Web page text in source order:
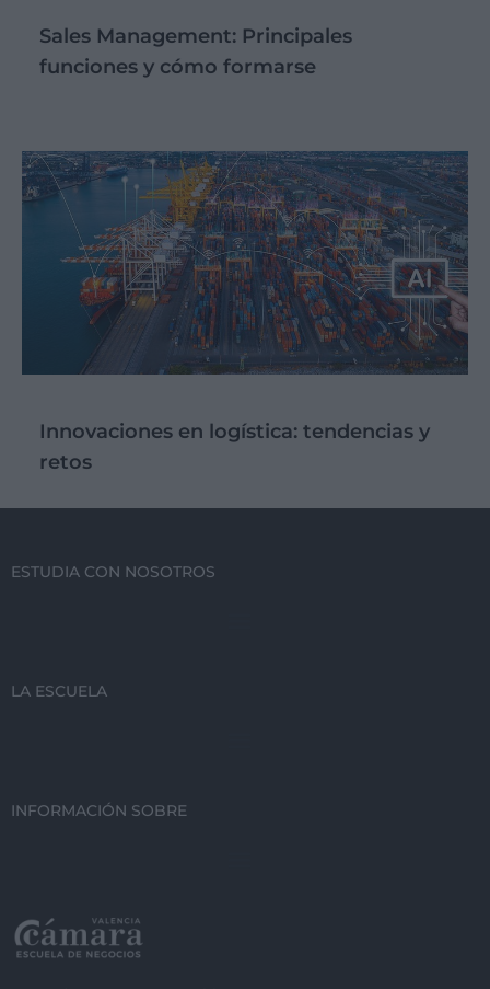
Sales Management: Principales
funciones y cómo formarse
Innovaciones en logística: tendencias y
retos
ESTUDIA CON NOSOTROS
LA ESCUELA
INFORMACIÓN SOBRE